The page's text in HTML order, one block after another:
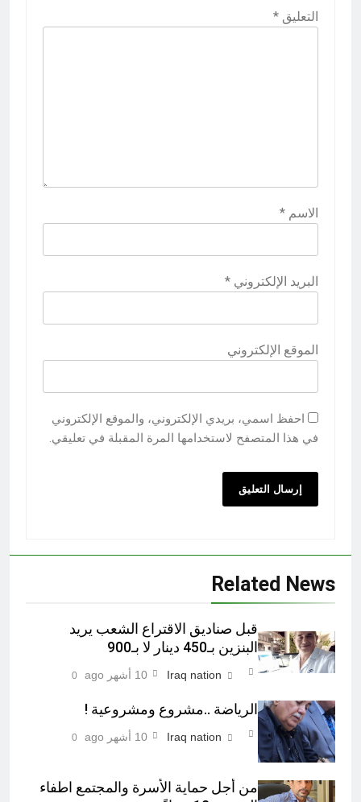
التعليق *
الاسم *
البريد الإلكتروني *
الموقع الإلكتروني
احفظ اسمي، بريدي الإلكتروني، والموقع الإلكتروني
في هذا المتصفح لاستخدامها المرة المقبلة في تعليقي.
Related News
قبل صناديق الاقتراع الشعب يريد
البنزين بـ450 دينار لا بـ900
Iraq nation 10 أشهر ago 0
الرياضة ..مشروع ومشروعية !
Iraq nation 10 أشهر ago 0
من أجل حماية الأسرة والمجتمع اطفاء